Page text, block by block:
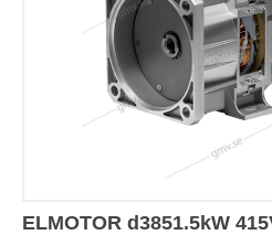
ELMOTOR d3851.5kW